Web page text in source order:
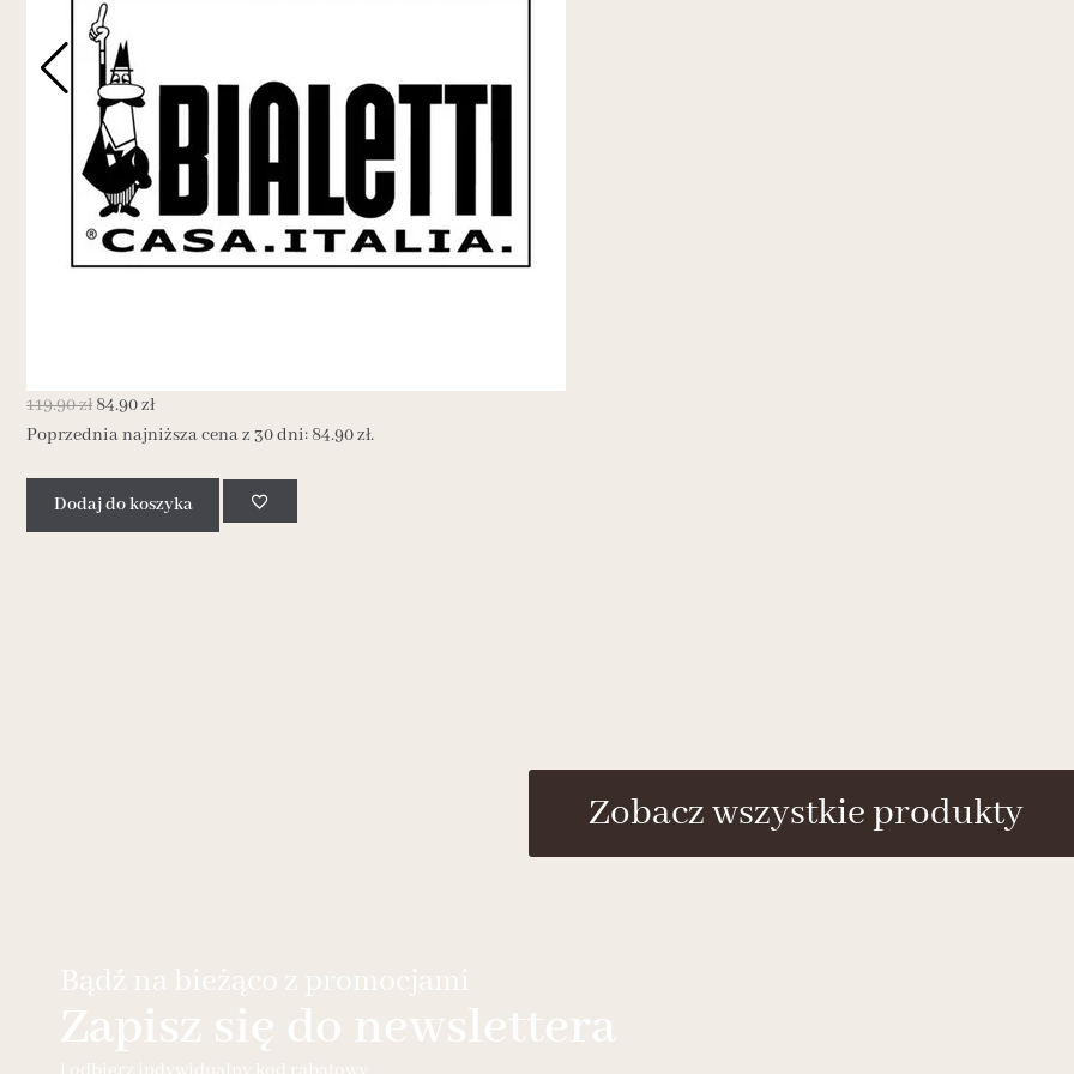
119.90zł 84.90zł
Poprzednia najniższa cena z 30 dni: 84.90zł.
Dodaj do koszyka
Zobacz wszystkie produkty
Bądź na bieżąco z promocjami
Zapisz się do newslettera